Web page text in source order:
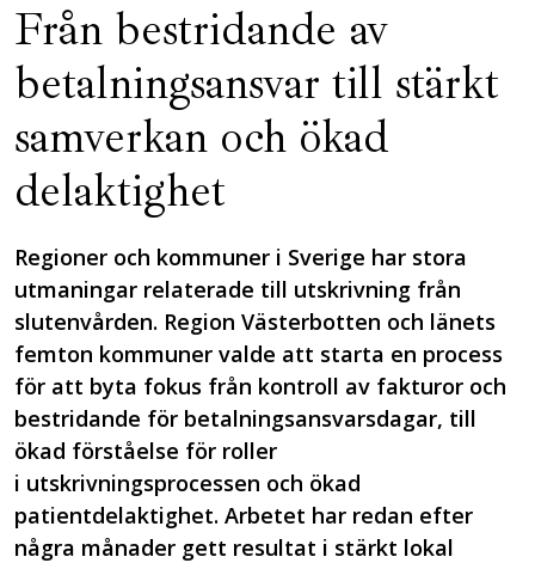
Från bestridande av
betalningsansvar till stärkt
samverkan och ökad
delaktighet
Regioner och kommuner i Sverige har stora
utmaningar relaterade till utskrivning från
slutenvården. Region Västerbotten och länets
femton kommuner valde att starta en process
för att byta fokus från kontroll av fakturor och
bestridande för betalningsansvarsdagar, till
ökad förståelse för roller
i utskrivningsprocessen och ökad
patientdelaktighet. Arbetet har redan efter
några månader gett resultat i stärkt lokal